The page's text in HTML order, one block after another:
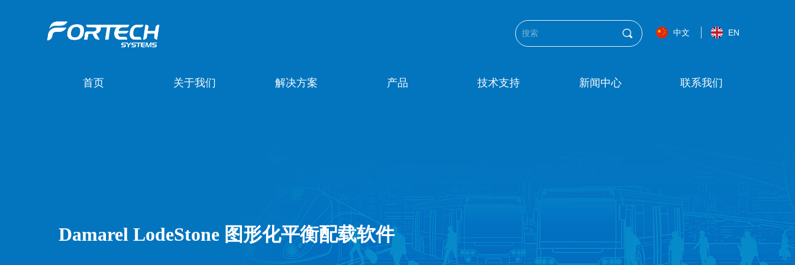
首页 关于我们 解决方案 产品 技术支持 新闻中心 联系我们
끠 中文 EN
Damarel LodeStone 图形化平衡配载软件